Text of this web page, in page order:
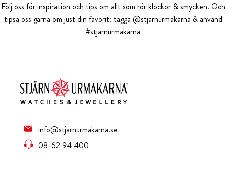
Följ oss för inspiration och tips om allt som rör klockor & smycken. Och
tipsa oss gärna om just din favorit: tagga @stjarnurmakarna & använd
#stjarnurmakarna
info@stjarnurmakarna.se
08-62 94 400